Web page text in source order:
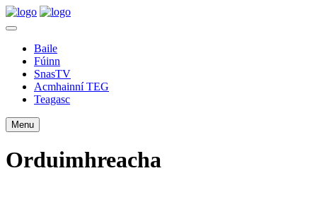
Baile
Fúinn
SnasTV
Acmhainní TEG
Teagasc
Menu
Orduimhreacha